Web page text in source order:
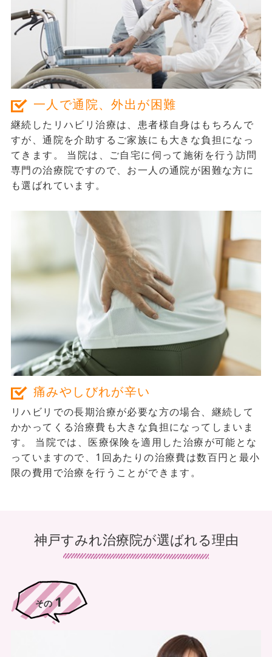
一人で通院、外出が困難
継続したリハビリ治療は、患者様自身はもちろんで
すが、通院を介助するご家族にも大きな負担になっ
てきます。 当院は、ご自宅に伺って施術を行う訪問
専門の治療院ですので、お一人の通院が困難な方に
も選ばれています。
痛みやしびれが辛い
リハビリでの長期治療が必要な方の場合、継続して
かかってくる治療費も大きな負担になってしまいま
す。 当院では、医療保険を適用した治療が可能とな
っていますので、1回あたりの治療費は数百円と最小
限の費用で治療を行うことができます。
神戸すみれ治療院が選ばれる理由
その1
リハビリやトレーニングの知識も豊富
にあります
有料老人ホーム
100名（32名ご利用中）
ご感想
ホームがオープンして数か月が経ったころ、スタッフ
から相談を受けました。ある入居者様が腰の痛みの悪
化や下肢筋力の低下が進んでおり、現在の杖歩行だと
なか本人様が受け入れられないとの話でした。その方
は出来るだけ自分で出来る事はしたいとの気持ちが強
い方で、ご本人の意思も尊重したいが、もし転倒して
骨折でもしてしまったら元も子もないし。と悩むこと
があり、その時に同グループの別施設で訪問鍼灸リハ
ビリマッサージをされていた神戸すみれ治療院さんを
紹介してもらい相談したところ、鍼灸やマッサージ以
外にも歩行訓練やリハビリもして頂けるとの事で早速
依頼させていただきました。
施術の詳しい内容はわかりませんが、腰や足を治療し
た後、トレーニングや歩行訓練をされておられまし
た。ある時、廊下ですみれさんと歩行訓練を頑張られ
ているのを見かけることがあり、その時の入居者様の
ました。
それから数年たち今は三十人近くの入居者様をお願い
しております。すみれさんはスタッフ数も多いので、
様々な状況にも対応してくれて、我々も非常に助かっ
ております。また職員と密に連携をとって施術を進め
てくれているので安心です。今後も引き続き入居者様